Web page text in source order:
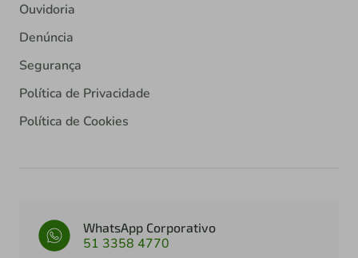
Ouvidoria
Denúncia
Segurança
Política de Privacidade
Política de Cookies
WhatsApp Corporativo
51 3358 4770